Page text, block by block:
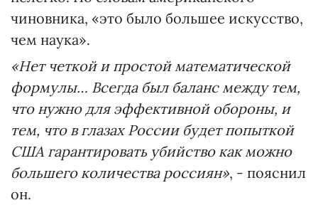
чиновника, «это было большее искусство,
чем наука».
«Нет четкой и простой математической
формулы… Всегда был баланс между тем,
что нужно для эффективной обороны, и
тем, что в глазах России будет попыткой
США гарантировать убийство как можно
большего количества россиян», - пояснил
он.